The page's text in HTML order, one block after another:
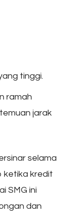
tinggi.
ramah
jarak
selama
ketika kredit
SMG ini
dan